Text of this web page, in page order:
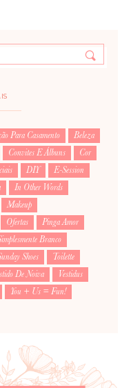
Para Casamento
Beleza
Convites E Álbuns
Cor
DIY
E-Session
In Other Words
Makeup
Ofertas
Pinga Amor
Branco
Shoes
Toilette
De Noiva
Vestidus
You + Us = Fun!